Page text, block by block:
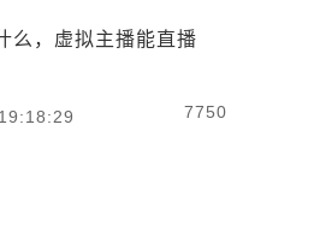
么，虚拟主播能直播
7750